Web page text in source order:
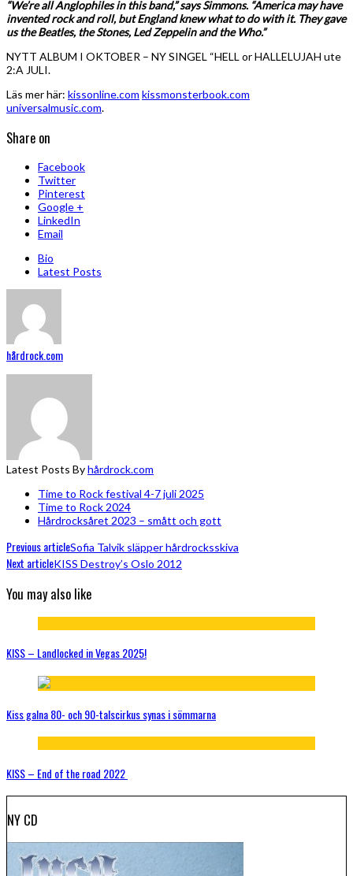
“We’re all Anglophiles in this band,” says Simmons. “America may have
invented rock and roll, but England knew what to do with it. They gave
us the Beatles, the Stones, Led Zeppelin and the Who.”
NYTT ALBUM I OKTOBER – NY SINGEL “HELL or HALLELUJAH ute
2:A JULI.
Läs mer här: kissonline.com kissmonsterbook.com
universalmusic.com.
Share on
Facebook
Twitter
Pinterest
Google +
LinkedIn
Email
Bio
Latest Posts
hårdrock.com
Latest Posts Byhårdrock.com
Time to Rock festival 4-7 juli 2025
Time to Rock 2024
Hårdrocksåret 2023 – smått och gott
Previous articleSofia Talvik släpper hårdrocksskiva
Next articleKISS Destroy’s Oslo 2012
You may also like
KISS – Landlocked in Vegas 2025!
Kiss galna 80- och 90-talscirkus synas i sömmarna
KISS – End of the road 2022
NY CD